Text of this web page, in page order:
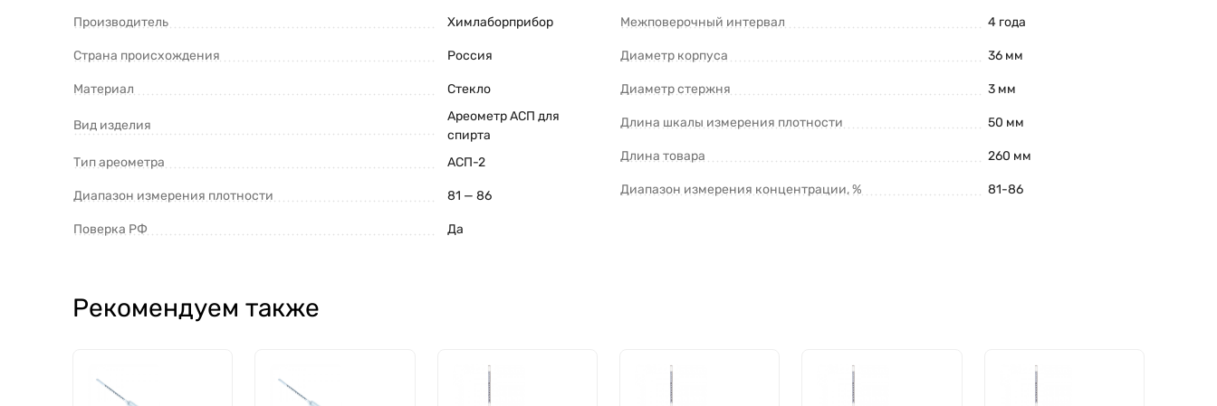
Производитель Химлаборприбор
Страна происхождения Россия
Материал Стекло
Вид изделия
Ареометр АСП для
спирта
Тип ареометра
АСП-2
Диапазон измерения плотности 81 — 86
Поверка РФ Да
Межповерочный интервал 4 года
Диаметр корпуса 36 мм
Диаметр стержня 3 мм
Длина шкалы измерения плотности 50 мм
Длина товара 260 мм
Диапазон измерения концентрации, % 81-86
Рекомендуем также